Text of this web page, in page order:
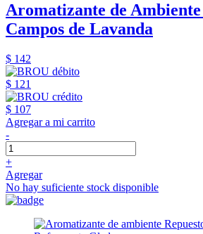
Aromatizante de
Campos de Lavanda
$ 142
$ 121
$ 107
Agregar a mi carrito
-
+
Agregar
No hay suficiente stock disponible